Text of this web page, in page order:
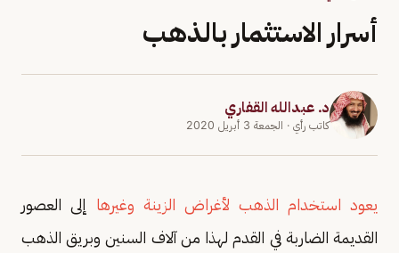
أسرار الاستثمار بالذهب
د. عبدالله القفاري
كاتب رأي · الجمعة 3 أبريل 2020
يعود استخدام الذهب لأغراض الزينة وغيرها إلى العصور
القديمة الضاربة في القدم لهذا من آلاف السنين وبريق الذهب